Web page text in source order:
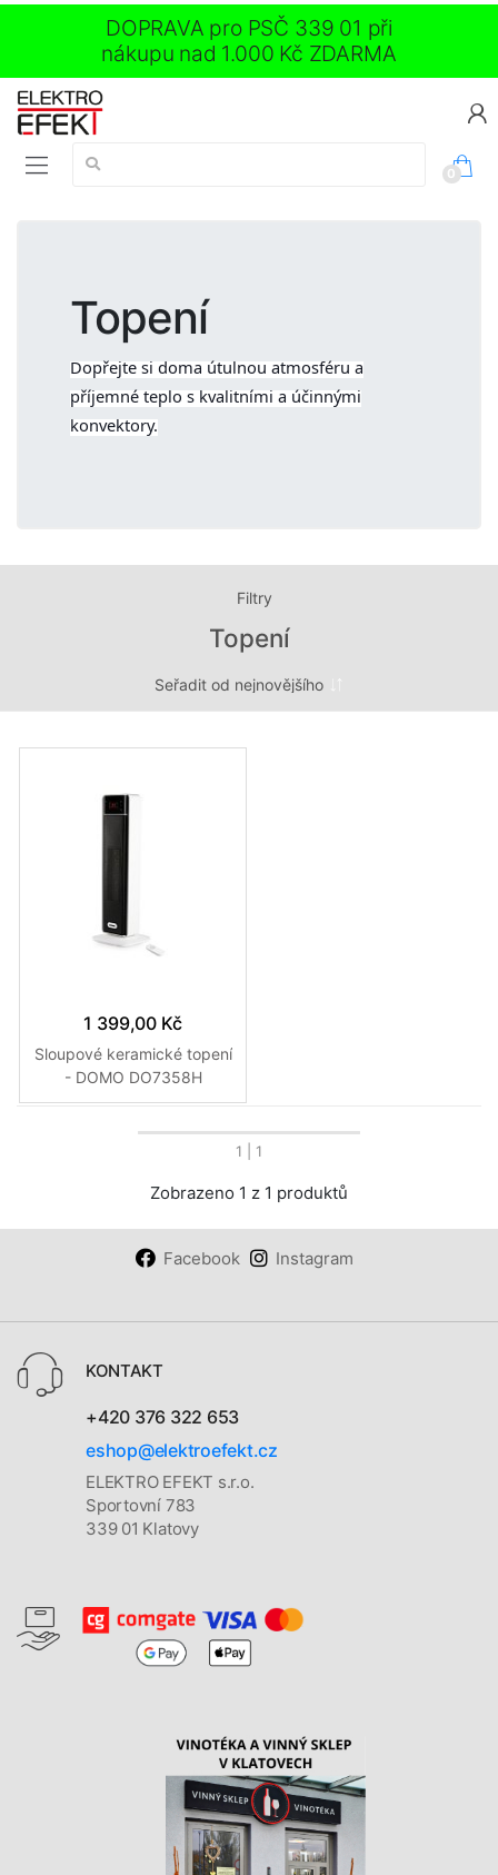
DOPRAVA pro PSČ 339 01 při
nákupu nad 1.000 Kč ZDARMA
Vyhledávání:
0
Topení
Dopřejte si doma útulnou atmosféru a
příjemné teplo s kvalitními a účinnými
konvektory.
Filtry
Topení
1 399,00 Kč
Sloupové keramické topení
- DOMO DO7358H
1 | 1
Zobrazeno 1 z 1 produktů
Facebook Instagram
KONTAKT
+420 376 322 653
eshop@elektroefekt.cz
ELEKTRO EFEKT s.r.o.
Sportovní 783
339 01 Klatovy